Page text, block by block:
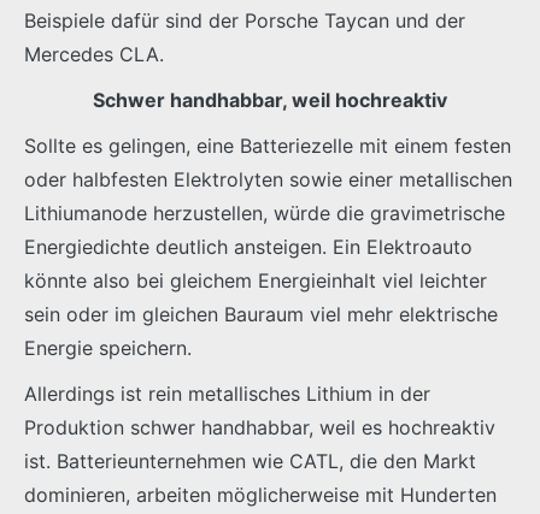
Beispiele dafür sind der Porsche Taycan und der
Mercedes CLA.
Schwer handhabbar, weil hochreaktiv
Sollte es gelingen, eine Batteriezelle mit einem festen
oder halbfesten Elektrolyten sowie einer metallischen
Lithiumanode herzustellen, würde die gravimetrische
Energiedichte deutlich ansteigen. Ein Elektroauto
könnte also bei gleichem Energieinhalt viel leichter
sein oder im gleichen Bauraum viel mehr elektrische
Energie speichern.
Allerdings ist rein metallisches Lithium in der
Produktion schwer handhabbar, weil es hochreaktiv
ist. Batterieunternehmen wie CATL, die den Markt
dominieren, arbeiten möglicherweise mit Hunderten